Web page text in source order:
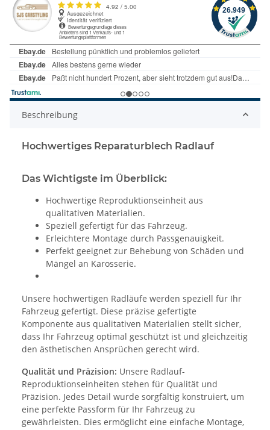
Beschreibung
Hochwertiges Reparaturblech Radlauf
Das Wichtigste im Überblick:
Hochwertige Reproduktionseinheit aus
qualitativen Materialien.
Speziell gefertigt für das Fahrzeug.
Erleichtere Montage durch Passgenauigkeit.
Perfekt geeignet zur Behebung von Schäden und
Mängel an Karosserie.
Unsere hochwertigen Radläufe werden speziell für Ihr
Fahrzeug gefertigt. Diese präzise gefertigte
Komponente aus qualitativen Materialien stellt sicher,
dass Ihr Fahrzeug optimal geschützt ist und gleichzeitig
den ästhetischen Ansprüchen gerecht wird.
Qualität und Präzision: Unsere Radlauf-
Reproduktionseinheiten stehen für Qualität und
Präzision. Jedes Detail wurde sorgfältig konstruiert, um
eine perfekte Passform für Ihr Fahrzeug zu
gewährleisten. Dies ermöglicht eine einfache Montage,